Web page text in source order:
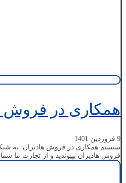
همکاری در فروش
9 فروردین 1401
سیستم همکاری در فروش هادیران به
فروش هادیران بپیوندید و از تجارت ما